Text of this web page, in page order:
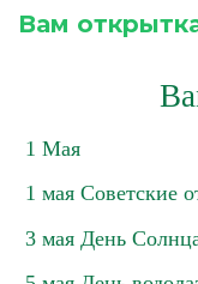
Вам
1 Мая
1 мая Советские
3 мая День